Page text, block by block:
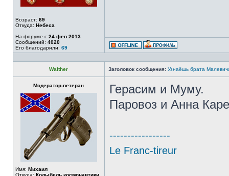
Возраст: 69
Откуда: Небеса
На форуме с 24 фев 2013
Сообщений: 4020
Его благодарили: 69
Walther Заголовок сообщения: Узнаёшь брата
Модератор-ветеран
Имя: Михаил
Откуда: Колыбель космонавтики
Герасим и Муму.
Паровоз и Анна
-----------------
Le Franc-tireur